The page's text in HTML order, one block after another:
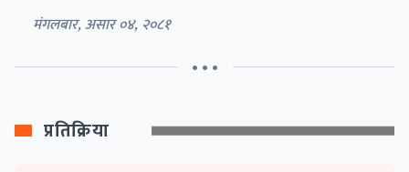
मंगलबार, असार ०४, २०८१
• • •
प्रतिक्रिया